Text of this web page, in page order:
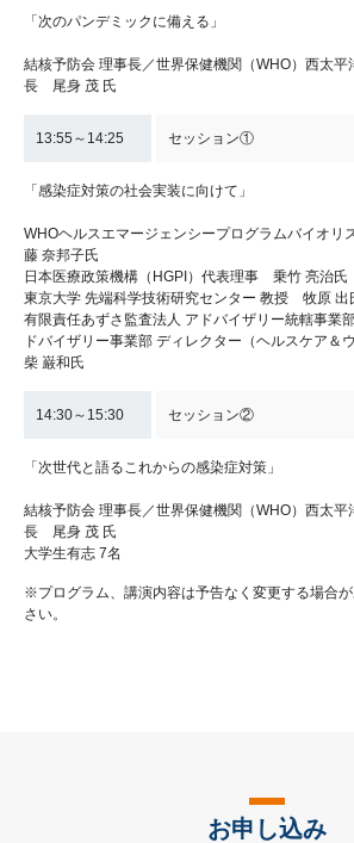
「次のパンデミックに備える」
結核予防会 理事長／世界保健機関（WHO）西太平
長 尾身 茂 氏
13:55～14:25 セッション①
「感染症対策の社会実装に向けて」
WHOヘルスエマージェンシープログラムバイオ
藤 奈邦子氏
日本医療政策機構（HGPI）代表理事 乗竹 亮治氏
東京大学 先端科学技術研究センター 教授 牧原 出
有限責任あずさ監査法人 アドバイザリー統轄事業
ドバイザリー事業部 ディレクター（ヘルスケア
柴 巌和氏
14:30～15:30 セッション②
「次世代と語るこれからの感染症対策」
結核予防会 理事長／世界保健機関（WHO）西太平
長 尾身 茂 氏
大学生有志 7名
※プログラム、講演内容は予告なく変更する場合
さい。
お申し込み